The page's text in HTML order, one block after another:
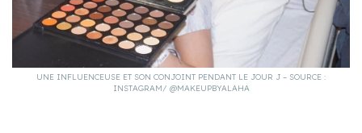
UNE INFLUENCEUSE ET SON CONJOINT PENDANT LE JOUR J – SOURCE :
INSTAGRAM/ @MAKEUPBYALAHA